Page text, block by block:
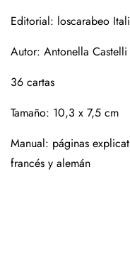
Editorial: loscarabeo
Autor: Antonella Castelli
36 cartas
Tamaño: 10,3 x 7,5 cm
Manual: páginas
francés y alemán